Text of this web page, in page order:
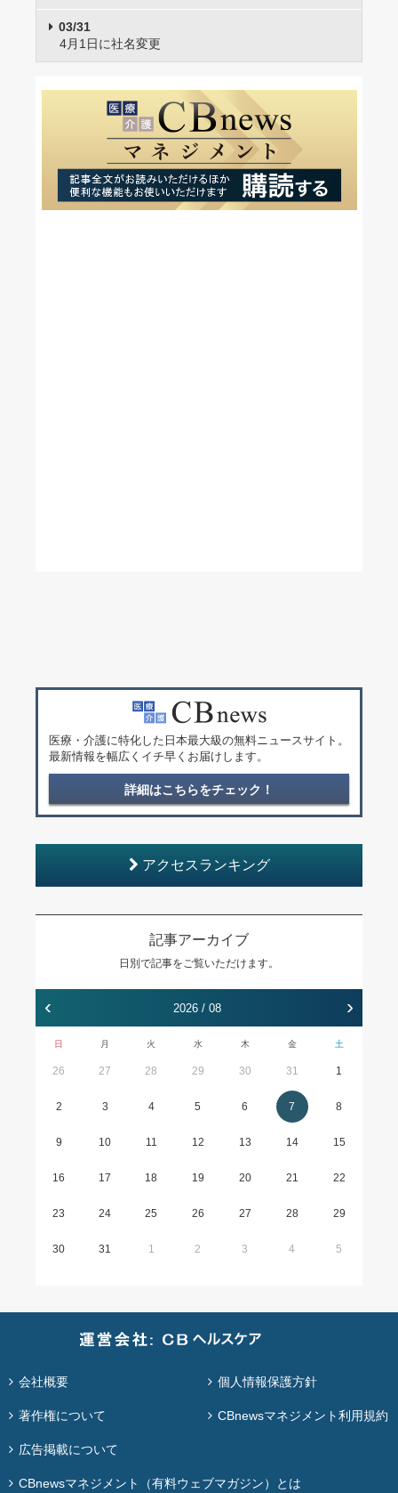
03/31
4月1日に社名変更
医療・介護に特化した日本最大級の無料ニュースサイト。
最新情報を幅広くイチ早くお届けします。
詳細はこちらをチェック！
アクセスランキング
記事アーカイブ
日別で記事をご覧いただけます。
‹ 2026 / 08 ›
日 月 火 水 木 金 土
26 27 28 29 30 31 1
2 3 4 5 6 7 8
9 10 11 12 13 14 15
16 17 18 19 20 21 22
23 24 25 26 27 28 29
30 31 1 2 3 4 5
会社概要 個人情報保護方針
著作権について CBnewsマネジメント利用規約
広告掲載について
CBnewsマネジメント（有料ウェブマガジン）とは